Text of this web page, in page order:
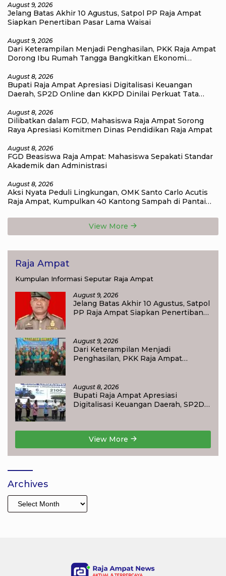
August 9, 2026
Jelang Batas Akhir 10 Agustus, Satpol PP Raja Ampat
Siapkan Penertiban Pasar Lama Waisai
August 9, 2026
Dari Keterampilan Menjadi Penghasilan, PKK Raja Ampat
Dorong Ibu Rumah Tangga Bangkitkan Ekonomi
August 8, 2026
Bupati Raja Ampat Apresiasi Digitalisasi Keuangan
Daerah, SP2D Online dan KKPD Dinilai Perkuat Tata
August 8, 2026
Dilibatkan dalam FGD, Mahasiswa Raja Ampat Sorong
Raya Apresiasi Komitmen Dinas Pendidikan Raja Ampat
August 8, 2026
FGD Beasiswa Raja Ampat: Mahasiswa Sepakati Standar
Akademik dan Administrasi
August 8, 2026
Aksi Nyata Peduli Lingkungan, OMK Santo Carlo Acutis
Raja Ampat, Kumpulkan 40 Kantong Sampah di Pantai
View More
Raja Ampat
Kumpulan Informasi Seputar Raja Ampat
August 9, 2026
Jelang Batas Akhir 10 Agustus, Satpol
PP Raja Ampat Siapkan Penertiban
August 9, 2026
Dari Keterampilan Menjadi
Penghasilan, PKK Raja Ampat
August 8, 2026
Bupati Raja Ampat Apresiasi
Digitalisasi Keuangan Daerah, SP2D
View More
Archives
Archives